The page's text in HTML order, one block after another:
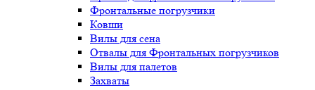
Фронтальные погрузчики
Ковши
Вилы для сена
Отвалы для Фронтальных погрузчиков
Вилы для палетов
Захваты